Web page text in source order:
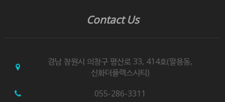
Contact Us
경남 창원시 의창구 평산로 33, 414호(팔용동,
신화더플렉스시티)
055-286-3311